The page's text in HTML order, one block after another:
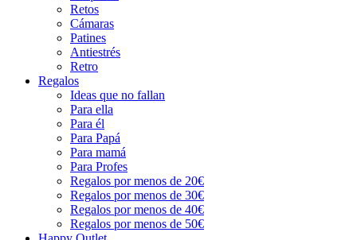
Retos
Cámaras
Patines
Antiestrés
Retro
Regalos
Ideas que no fallan
Para ella
Para él
Para Papá
Para mamá
Para Profes
Regalos por menos de 20€
Regalos por menos de 30€
Regalos por menos de 40€
Regalos por menos de 50€